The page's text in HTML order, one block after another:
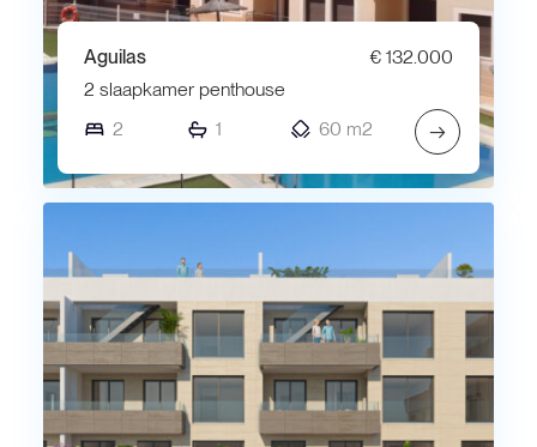
Aguilas
€ 132.000
2 slaapkamer penthouse
2
1 60 m2 →